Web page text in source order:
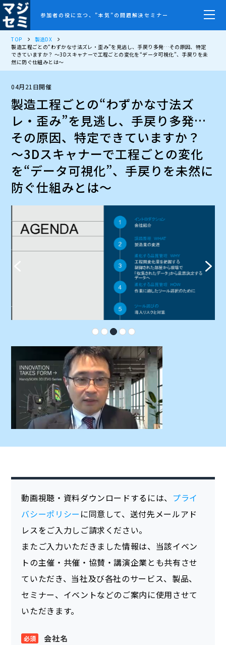
参加者の役に立つ、”本気”の問題解決セミナー
TOP
製造DX
製造工程ごとの“わずかな寸法ズレ・歪み”を見逃し、手戻り多発…その原因、特定
できていますか？ ～3Dスキャナーで工程ごとの変化を“データ可視化”、手戻りを未
然に防ぐ仕組みとは～
04月21日開催
製造工程ごとの“わずかな寸法ズ
レ・歪み”を見逃し、手戻り多発…
その原因、特定できていますか？
～3Dスキャナーで工程ごとの変化
を“データ可視化”、手戻りを未然に
防ぐ仕組みとは～
動画視聴・資料ダウンロードするには、 プライ
バシーポリシー に同意して、送付先メールアド
レスをご入力しご請求ください。
またご入力いただきました情報は、当該イベン
トの主催・共催・協賛・講演企業とも共有させ
ていただき、当社及び各社のサービス、製品、
セミナー、イベントなどのご案内に使用させて
いただきます。
会社名